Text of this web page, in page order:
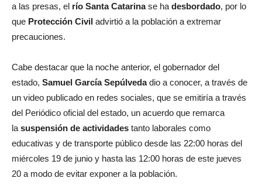
a las presas, el río Santa Catarinase ha desbordado, por lo
que Protección Civil advirtió a la población a extremar
precauciones.
Cabe destacar que la noche anterior, el gobernador del
estado, Samuel García Sepúlvedadio a conocer, a través de
un video publicado en redes sociales, que se emitiría a través
del Periódico oficial del estado, un acuerdo que remarca
la suspensión de actividades tanto laborales como
educativas y de transporte público desde las 22:00 horas del
miércoles 19 de junio y hasta las 12:00 horas de este jueves
20 a modo de evitar exponer a la población.